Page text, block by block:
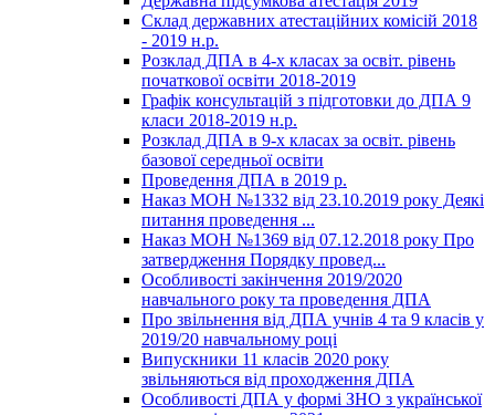
Склад державних атестаційних комісій 2018
- 2019 н.р.
Розклад ДПА в 4-х класах за освіт. рівень
початкової освіти 2018-2019
Графік консультацій з підготовки до ДПА 9
класи 2018-2019 н.р.
Розклад ДПА в 9-х класах за освіт. рівень
базової середньої освіти
Проведення ДПА в 2019 р.
Наказ МОН №1332 від 23.10.2019 року Деякі
питання проведення ...
Наказ МОН №1369 від 07.12.2018 року Про
затвердження Порядку провед...
Особливості закінчення 2019/2020
навчального року та проведення ДПА
Про звільнення від ДПА учнів 4 та 9 класів у
2019/20 навчальному році
Випускники 11 класів 2020 року
звільняються від проходження ДПА
Особливості ДПА у формі ЗНО з української